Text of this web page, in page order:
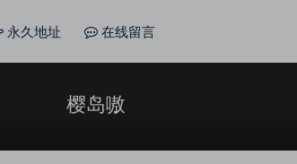
永久地址 在线留言
樱岛嗷